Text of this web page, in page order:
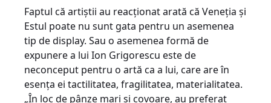
Faptul că artiştii au reacţionat arată că Veneţia şi
Estul poate nu sunt gata pentru un asemenea
tip de display. Sau o asemenea formă de
expunere a lui Ion Grigorescu este de
neconceput pentru o artă ca a lui, care are în
esenţa ei tactilitatea, fragilitatea, materialitatea.
„În loc de pânze mari şi covoare, au preferat